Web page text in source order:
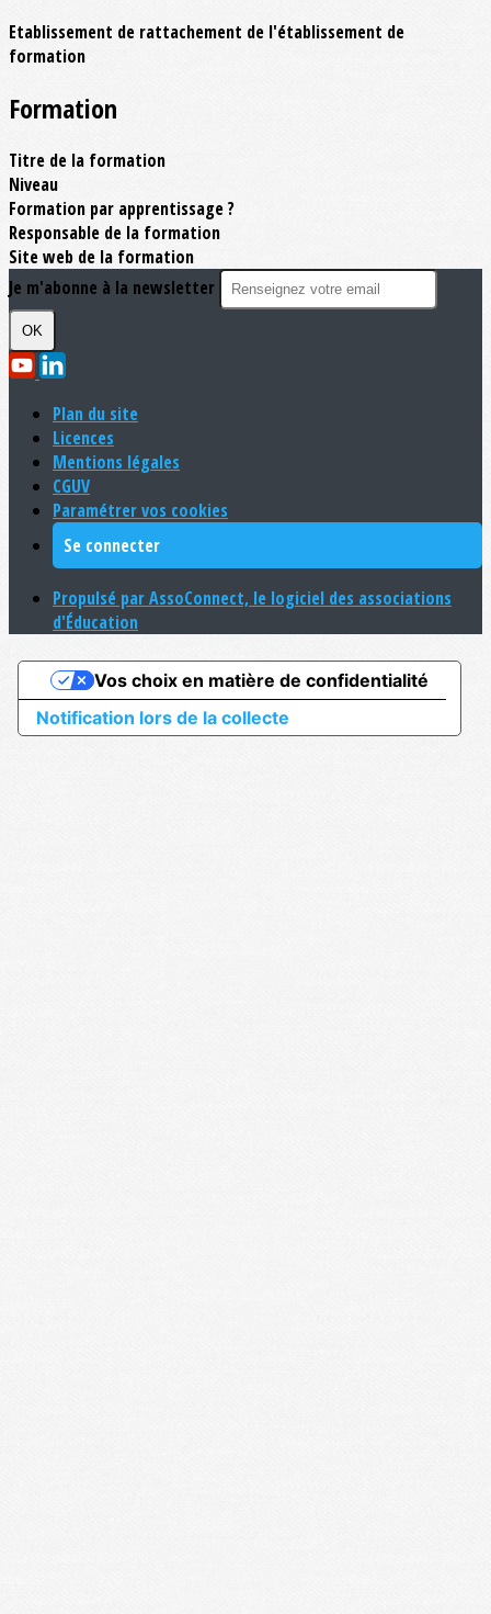
Etablissement de rattachement de l'établissement de
formation
Formation
Titre de la formation
Niveau
Formation par apprentissage ?
Responsable de la formation
Site web de la formation
Je m'abonne à la newsletter
OK
Plan du site
Licences
Mentions légales
CGUV
Paramétrer vos cookies
Se connecter
Propulsé par AssoConnect, le logiciel des associations
d'Éducation
Notification lors de la collecte
Vos choix en matière de confidentialité